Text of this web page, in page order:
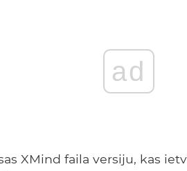
ad
XMind faila versiju, kas